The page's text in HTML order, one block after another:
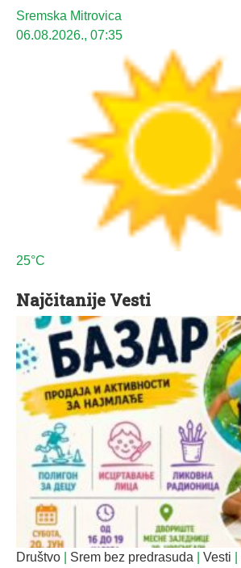
Sremska Mitrovica
06.08.2026., 07:35
25°C
Najčitanije Vesti
Društvo Srem bez predrasuda Vesti